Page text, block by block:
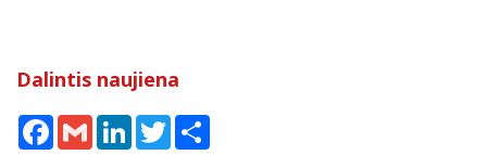
Dalintis naujiena
Facebook
Gmail LinkedInTwitter